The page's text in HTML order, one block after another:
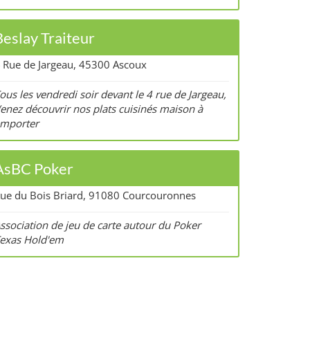
Traiteur
Rue de Jargeau, 45300 Ascoux
les vendredi soir devant le 4 rue de Jargeau,
découvrir nos plats cuisinés maison à
Poker
du Bois Briard, 91080 Courcouronnes
de jeu de carte autour du Poker
Hold'em